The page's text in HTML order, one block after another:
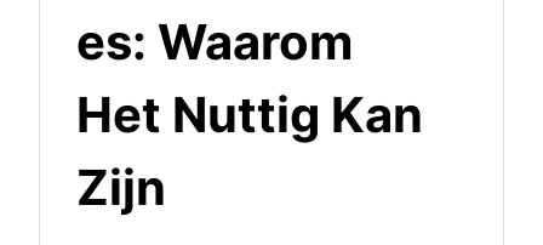
es: Waarom
Het Nuttig Kan
Zijn